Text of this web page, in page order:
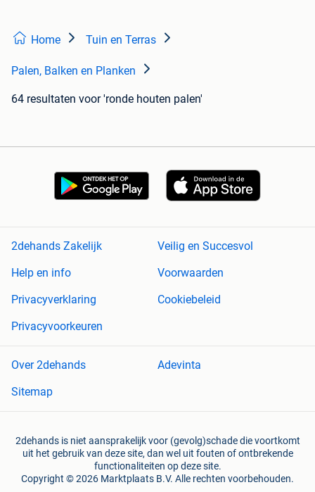
Home Tuin en Terras
Palen, Balken en Planken
64 resultaten voor 'ronde houten palen'
2dehands Zakelijk
Veilig en Succesvol
Help en info
Voorwaarden
Privacyverklaring
Cookiebeleid
Privacyvoorkeuren
Over 2dehands
Adevinta
Sitemap
2dehands is niet aansprakelijk voor (gevolg)schade die voortkomt
uit het gebruik van deze site, dan wel uit fouten of ontbrekende
functionaliteiten op deze site.
Copyright © 2026 Marktplaats B.V. Alle rechten voorbehouden.